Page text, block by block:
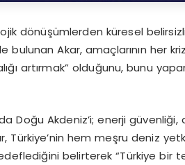
dönüşümlerden küresel
Akar, amaçlarının her
artırmak” olduğunu, bunu
Doğu Akdeniz’i; enerji
Türkiye’nin hem meşru deniz
belirterek “Türkiye bir